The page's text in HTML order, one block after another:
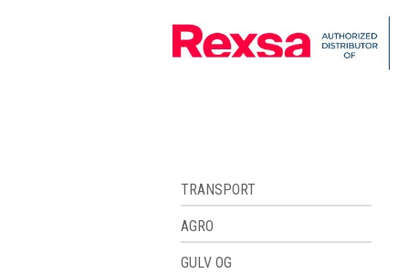
TRANSPORT
AGRO
GULV OG